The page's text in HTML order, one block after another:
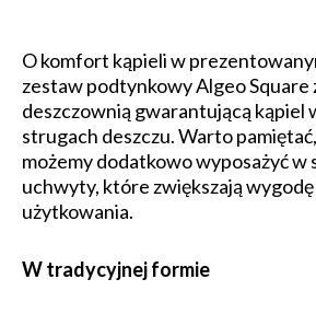
O komfort kąpieli w
zestaw podtynkowy Algeo Square
deszczownią gwarantującą kąpiel
strugach deszczu. Warto
możemy dodatkowo wyposażyć w
uchwyty, które zwiększają
użytkowania.
W tradycyjnej formie